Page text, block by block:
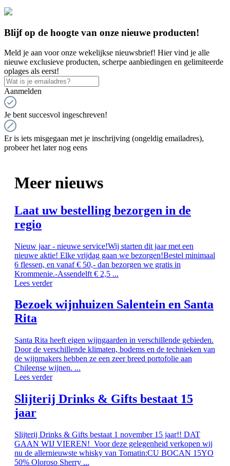
Blijf op de hoogte van onze nieuwe producten!
Meld je aan voor onze wekelijkse nieuwsbrief! Hier vind je alle
nieuwe exclusieve producten, scherpe aanbiedingen en gelimiteerde
oplages als eerst!
Aanmelden
Je bent succesvol ingeschreven!
Er is iets misgegaan met je inschrijving (ongeldig emailadres),
probeer het later nog eens
Meer nieuws
Laat uw bestelling bezorgen in de
regio
Nieuw jaar - nieuwe service!Wij starten dit jaar met een
nieuwe aktie! Elke vrijdag gaan we bezorgen!Bestel minimaal
6 flessen, en vanaf € 50,- dan bezorgen we gratis in
Krommenie.-Assendelft € 2,5 ...
Lees verder
Bezoek wijnhuizen Salentein en Santa
Rita
Santa Rita heeft eigen wijngaarden in verschillende gebieden.
Door de verschillende klimaten, bodems en de technieken van
de wijnmakers hebben ze een zeer breed portofolie aan
Chileense wijnen. ...
Lees verder
Slijterij Drinks & Gifts bestaat 15
jaar
Slijterij Drinks & Gifts bestaat 1 november 15 jaar!! DAT
GAAN WIJ VIEREN! Voor deze gelegenheid verkopen wij
nu de allernieuwste whisky van Tomatin:CU BOCAN 15YO
50% Oloroso Sherry ...